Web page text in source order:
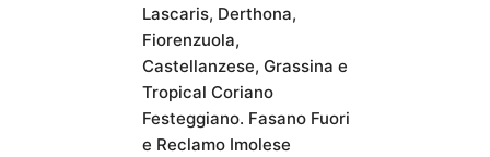
Lascaris, Derthona,
Fiorenzuola,
Castellanzese, Grassina e
Tropical Coriano
Festeggiano. Fasano Fuori
e Reclamo Imolese